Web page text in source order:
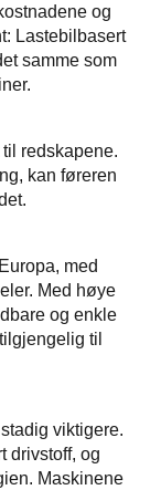
og
Lastebilbasert
samme som
redskapene.
kan føreren
med
Med høye
og enkle
til
viktigere.
drivstoff, og
Maskinene